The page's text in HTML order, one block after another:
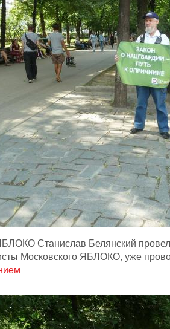
Станислав Белянский
Московского ЯБЛОКО, уже